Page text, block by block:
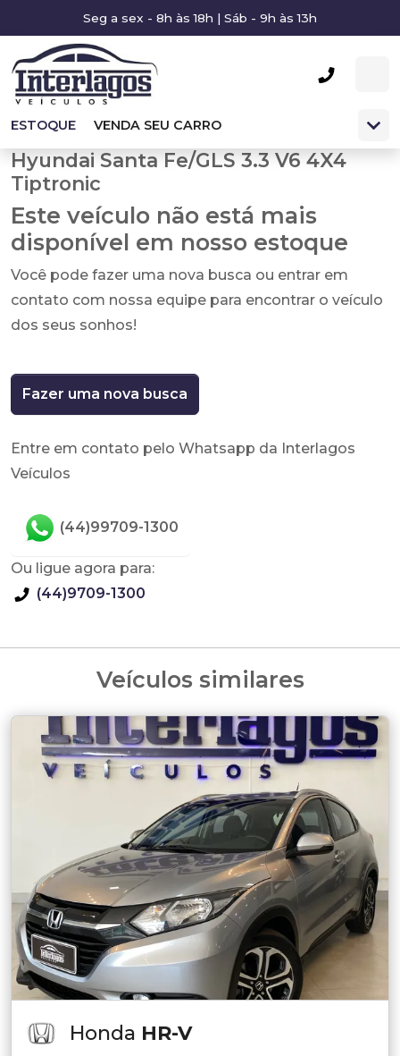
Seg a sex - 8h às 18h | Sáb - 9h às 13h
ESTOQUE VENDA SEU CARRO
Hyundai Santa Fe/GLS 3.3 V6 4X4
Tiptronic
Este veículo não está mais
disponível em nosso estoque
Você pode fazer uma nova busca ou entrar em
contato com nossa equipe para encontrar o veículo
dos seus sonhos!
Fazer uma nova busca
Entre em contato pelo Whatsapp da Interlagos
Veículos
(44)99709-1300
Ou ligue agora para:
(44)9709-1300
Veículos similares
Honda HR-V